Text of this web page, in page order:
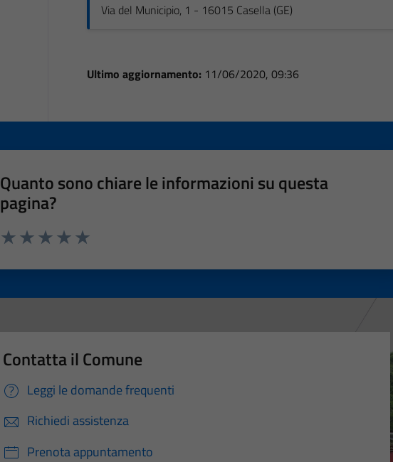
Via del Municipio, 1 - 16015 Casella (GE)
Ultimo aggiornamento: 11/06/2020, 09:36
Quanto sono chiare le informazioni su questa
pagina?
Contatta il Comune
Leggi le domande frequenti
Richiedi assistenza
Prenota appuntamento